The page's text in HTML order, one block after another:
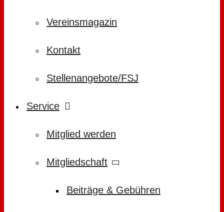
Vereinsmagazin
Kontakt
Stellenangebote/FSJ
Service
Mitglied werden
Mitgliedschaft
Beiträge & Gebühren